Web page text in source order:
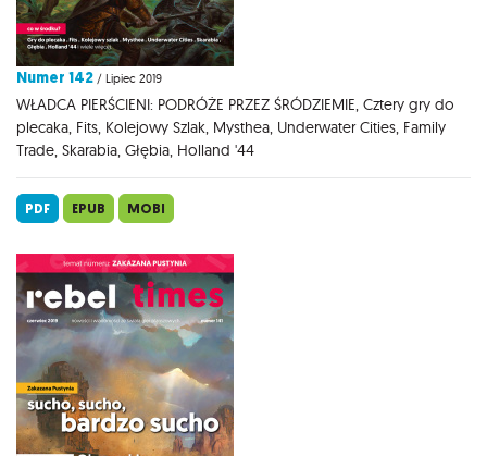
Numer 142 / Lipiec 2019
WŁADCA PIERŚCIENI: PODRÓŻE PRZEZ ŚRÓDZIEMIE, Cztery gry do
plecaka, Fits, Kolejowy Szlak, Mysthea, Underwater Cities, Family
Trade, Skarabia, Głębia, Holland '44
PDF EPUB MOBI